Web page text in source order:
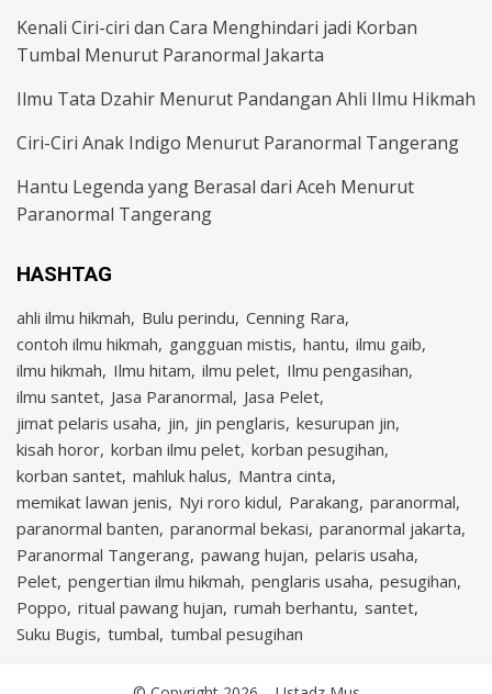
Kenali Ciri-ciri dan Cara Menghindari jadi Korban
Tumbal Menurut Paranormal Jakarta
Ilmu Tata Dzahir Menurut Pandangan Ahli Ilmu Hikmah
Ciri-Ciri Anak Indigo Menurut Paranormal Tangerang
Hantu Legenda yang Berasal dari Aceh Menurut
Paranormal Tangerang
HASHTAG
ahli ilmu hikmah Bulu perindu Cenning Rara
contoh ilmu hikmah gangguan mistis hantu ilmu gaib
ilmu hikmah Ilmu hitam ilmu pelet Ilmu pengasihan
ilmu santet Jasa Paranormal Jasa Pelet
jimat pelaris usaha jin jin penglaris kesurupan jin
kisah horor korban ilmu pelet korban pesugihan
korban santet mahluk halus Mantra cinta
memikat lawan jenis Nyi roro kidul Parakang paranormal
paranormal banten paranormal bekasi paranormal jakarta
Paranormal Tangerang pawang hujan pelaris usaha
Pelet pengertian ilmu hikmah penglaris usaha pesugihan
Poppo ritual pawang hujan rumah berhantu santet
Suku Bugis tumbal tumbal pesugihan